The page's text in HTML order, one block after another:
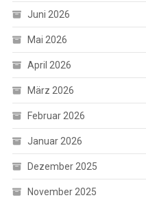
Juni 2026
Mai 2026
April 2026
März 2026
Februar 2026
Januar 2026
Dezember 2025
November 2025